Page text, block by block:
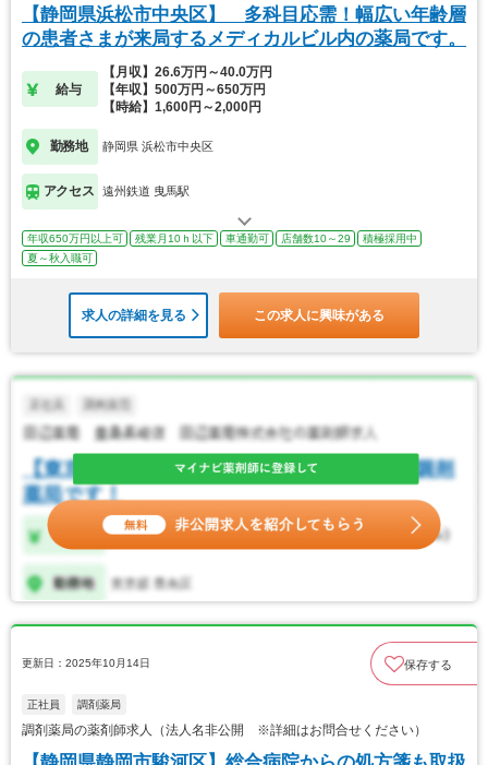
【静岡県浜松市中央区】 多科目応需！幅広い年齢層
の患者さまが来局するメディカルビル内の薬局です。
給与
【月収】26.6万円～40.0万円
【年収】500万円～650万円
【時給】1,600円～2,000円
勤務地 静岡県 浜松市中央区
アクセス 遠州鉄道 曳馬駅
年収650万円以上可 残業月10ｈ以下 車通勤可 店舗数10～29
積極採用中
夏～秋入職可
求人の詳細を見る この求人に興味がある
更新日：2025年10月14日 保存する
正社員 調剤薬局
調剤薬局の薬剤師求人（法人名非公開 ※詳細はお問合せください）